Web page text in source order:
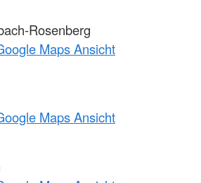
Rosenberg
Maps Ansicht
Maps Ansicht